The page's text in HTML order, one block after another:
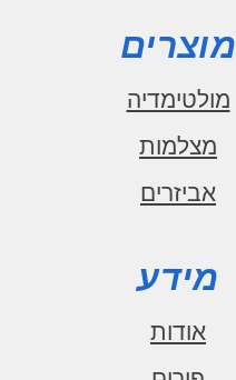
מוצרים
מולטימדיה
מצלמות
אביזרים
מידע
אודות